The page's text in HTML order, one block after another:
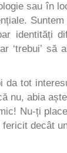
sau în
identități
‘trebui’ să
interesul,
nu, abia
Nu-ți
decât